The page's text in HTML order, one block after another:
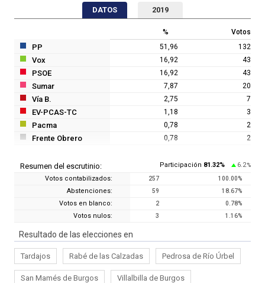
DATOS 2019
% Votos
PP 51,96 132
Vox 16,92 43
PSOE 16,92 43
Sumar 7,87 20
Vía B. 2,75 7
EV-PCAS-TC 1,18 3
Pacma 0,78 2
Frente Obrero 0,78 2
Resumen del escrutinio: Participación 81.32% 6.2 %
Votos contabilizados: 257 100.00%
Abstenciones: 59 18.67%
Votos en blanco: 2 0.78%
Votos nulos: 3 1.16%
Resultado de las elecciones en
Tardajos Rabé de las Calzadas Pedrosa de Río Úrbel
San Mamés de Burgos Villalbilla de Burgos